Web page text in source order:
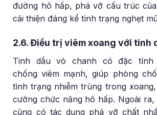
đường hô hấp, phá vỡ cấu trúc
cải thiện đáng kể tình trạng nghẹt
2.6. Điều trị viêm xoang với tinh
Tinh dầu vỏ chanh có đặc tính
chống viêm mạnh, giúp phòng
tình trạng nhiễm trùng trong
cường chức năng hô hấp. Ngoài
cũng có tác dụng phá vỡ chất